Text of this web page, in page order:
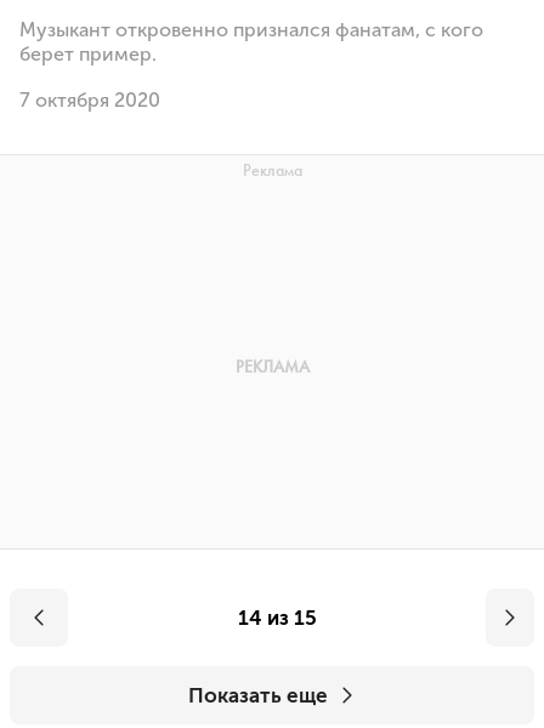
Музыкант откровенно признался фанатам, с кого
берет пример.
7 октября 2020
14 из 15
Показать еще